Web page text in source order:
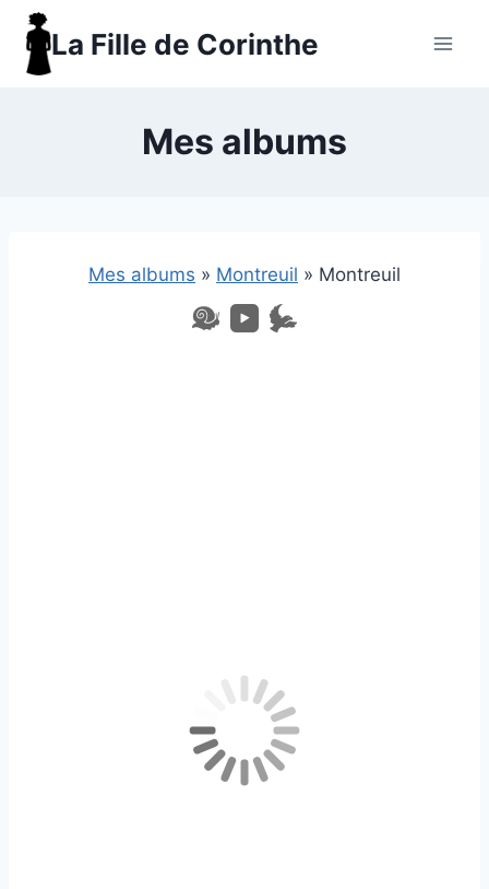
Aller
contenu
La Fille de Corinthe
Mes albums
Mes albums » Montreuil » Montreuil